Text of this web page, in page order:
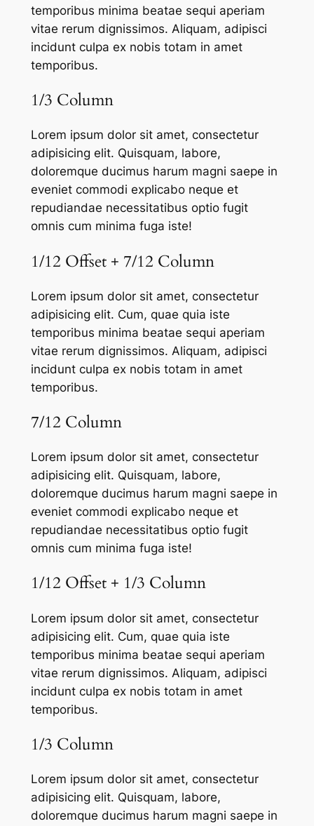
temporibus minima beatae sequi aperiam
vitae rerum dignissimos. Aliquam, adipisci
incidunt culpa ex nobis totam in amet
temporibus.
1/3 Column
Lorem ipsum dolor sit amet, consectetur
adipisicing elit. Quisquam, labore,
doloremque ducimus harum magni saepe in
eveniet commodi explicabo neque et
repudiandae necessitatibus optio fugit
omnis cum minima fuga iste!
1/12 Offset + 7/12 Column
Lorem ipsum dolor sit amet, consectetur
adipisicing elit. Cum, quae quia iste
temporibus minima beatae sequi aperiam
vitae rerum dignissimos. Aliquam, adipisci
incidunt culpa ex nobis totam in amet
temporibus.
7/12 Column
Lorem ipsum dolor sit amet, consectetur
adipisicing elit. Quisquam, labore,
doloremque ducimus harum magni saepe in
eveniet commodi explicabo neque et
repudiandae necessitatibus optio fugit
omnis cum minima fuga iste!
1/12 Offset + 1/3 Column
Lorem ipsum dolor sit amet, consectetur
adipisicing elit. Cum, quae quia iste
temporibus minima beatae sequi aperiam
vitae rerum dignissimos. Aliquam, adipisci
incidunt culpa ex nobis totam in amet
temporibus.
1/3 Column
Lorem ipsum dolor sit amet, consectetur
adipisicing elit. Quisquam, labore,
doloremque ducimus harum magni saepe in